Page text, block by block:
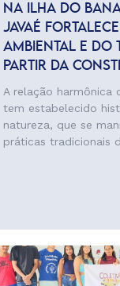
NA ILHA DO
JAVAÉ
AMBIENTAL E DO
PARTIR DA
A relação harmônica
tem estabelecido
natureza, que se
práticas tradicionais